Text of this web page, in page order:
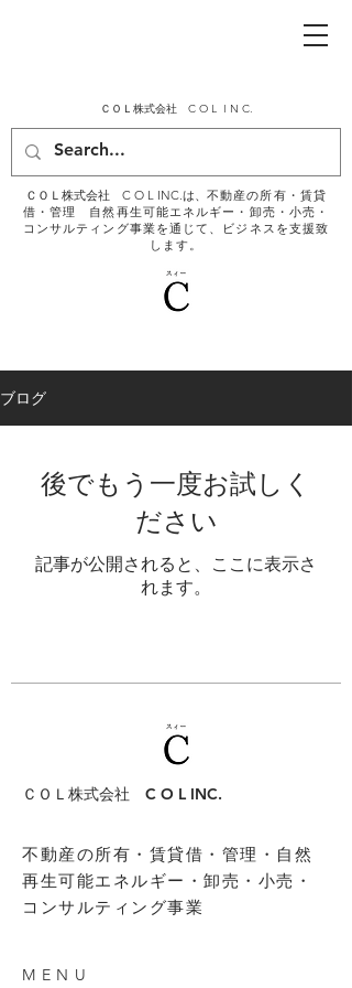
ＣＯＬ株式会社 C O L I N C.
ＣＯＬ株式会社 C O L INC.は、不動産の所有・賃貸
借・管理 自然再生可能エネルギー・​卸売・小売・
コンサルティング事業を通じて、ビジネスを支援致
します。
ブログ
後でもう一度お試しく
ださい
記事が公開されると、ここに表示さ
れます。
ＣＯＬ株式会社 C O L INC.
不動産の所有・賃貸借・管理・自然
再生可能エネルギー・​卸売・小売・
コンサルティング事業
MENU